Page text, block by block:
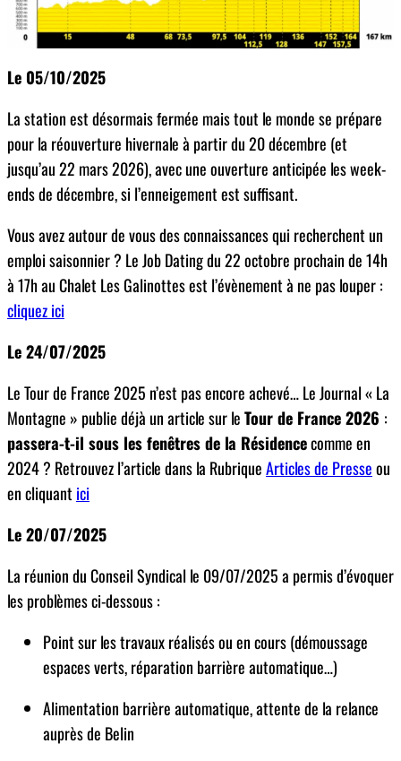
Le 05/10/2025
La station est désormais fermée mais tout le monde se prépare
pour la réouverture hivernale à partir du 20 décembre (et
jusqu’au 22 mars 2026), avec une ouverture anticipée les week-
ends de décembre, si l’enneigement est suffisant.
Vous avez autour de vous des connaissances qui recherchent un
emploi saisonnier ? Le Job Dating du 22 octobre prochain de 14h
à 17h au Chalet Les Galinottes est l’évènement à ne pas louper :
cliquez ici
Le 24/07/2025
Le Tour de France 2025 n’est pas encore achevé… Le Journal « La
Montagne » publie déjà un article sur leTour de France 2026 :
passera-t-il sous les fenêtres de la Résidencecomme en
2024 ? Retrouvez l’article dans la RubriqueArticles de Presseou
en cliquant ici
Le 20/07/2025
La réunion du Conseil Syndical le 09/07/2025 a permis d’évoquer
les problèmes ci-dessous :
Point sur les travaux réalisés ou en cours (démoussage
espaces verts, réparation barrière automatique…)
Alimentation barrière automatique, attente de la relance
auprès de Belin